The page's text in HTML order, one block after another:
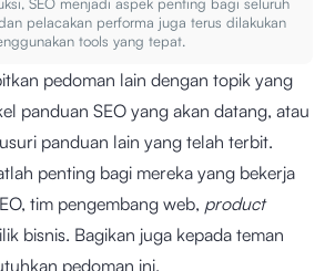
SEO menjadi aspek penting bagi seluruh
pelacakan performa juga terus dilakukan
tools yang tepat.
pedoman lain dengan topik yang
panduan SEO yang akan datang, atau
panduan lain yang telah terbit.
penting bagi mereka yang bekerja
tim pengembang web, product
bisnis. Bagikan juga kepada teman
pedoman ini.